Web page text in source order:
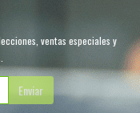
ventas especiales y
Enviar